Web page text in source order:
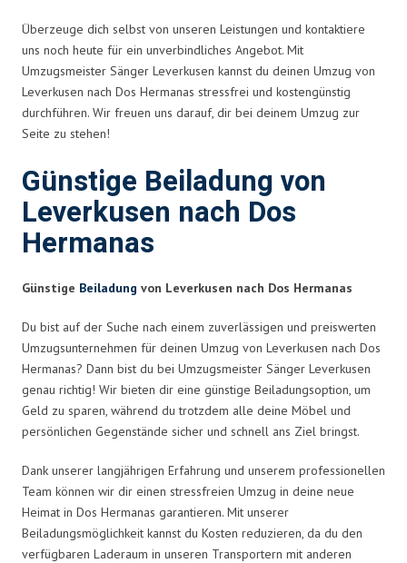
Überzeuge dich selbst von unseren Leistungen und kontaktiere
uns noch heute für ein unverbindliches Angebot. Mit
Umzugsmeister Sänger Leverkusen kannst du deinen Umzug von
Leverkusen nach Dos Hermanas stressfrei und kostengünstig
durchführen. Wir freuen uns darauf, dir bei deinem Umzug zur
Seite zu stehen!
Günstige Beiladung von
Leverkusen nach Dos
Hermanas
Günstige Beiladung von Leverkusen nach Dos Hermanas
Du bist auf der Suche nach einem zuverlässigen und preiswerten
Umzugsunternehmen für deinen Umzug von Leverkusen nach Dos
Hermanas? Dann bist du bei Umzugsmeister Sänger Leverkusen
genau richtig! Wir bieten dir eine günstige Beiladungsoption, um
Geld zu sparen, während du trotzdem alle deine Möbel und
persönlichen Gegenstände sicher und schnell ans Ziel bringst.
Dank unserer langjährigen Erfahrung und unserem professionellen
Team können wir dir einen stressfreien Umzug in deine neue
Heimat in Dos Hermanas garantieren. Mit unserer
Beiladungsmöglichkeit kannst du Kosten reduzieren, da du den
verfügbaren Laderaum in unseren Transportern mit anderen